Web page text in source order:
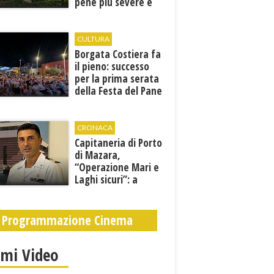
CULTURA
​Borgata Costiera fa
il pieno: successo
per la prima serata
della Festa del Pane
CRONACA
Capitaneria di Porto
di Mazara,
“Operazione Mari e
Laghi sicuri”: a
terra
Programmazione Cinema
Video